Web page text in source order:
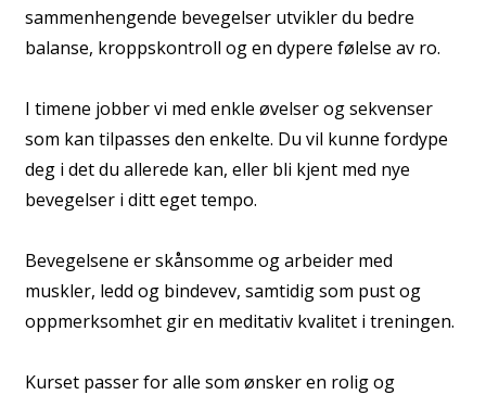
sammenhengende bevegelser utvikler du bedre
balanse, kroppskontroll og en dypere følelse av ro.
I timene jobber vi med enkle øvelser og sekvenser
som kan tilpasses den enkelte. Du vil kunne fordype
deg i det du allerede kan, eller bli kjent med nye
bevegelser i ditt eget tempo.
Bevegelsene er skånsomme og arbeider med
muskler, ledd og bindevev, samtidig som pust og
oppmerksomhet gir en meditativ kvalitet i treningen.
Kurset passer for alle som ønsker en rolig og